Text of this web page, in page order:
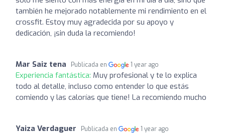
también he mejorado notablemente mi rendimiento en el
crossfit. Estoy muy agradecida por su apoyo y
dedicación, ¡sin duda la recomiendo!
Mar Saiz tena Publicada en 1 year ago
Experiencia fantástica: Muy profesional y te lo explica
todo al detalle, incluso como entender lo que estás
comiendo y las calorías que tiene! La recomiendo mucho
Yaiza Verdaguer Publicada en 1 year ago